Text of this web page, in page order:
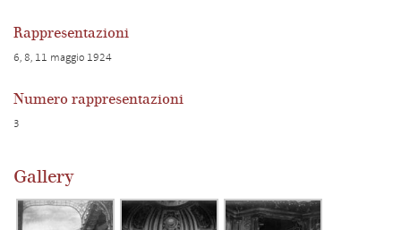
Rappresentazioni
6, 8, 11 maggio 1924
Numero rappresentazioni
3
Gallery